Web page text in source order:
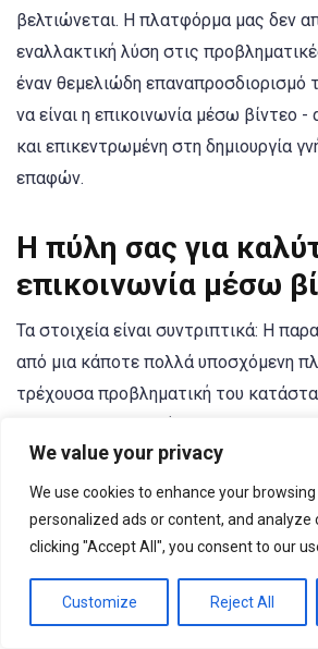
We value your privacy
We use cookies to enhance your
personalized ads or content, and analyze
clicking "Accept All", you consent to our
Customize Reject All
βελτιώνεται. Η πλατφόρμα μας δεν
εναλλακτική λύση στις
έναν θεμελιώδη
να είναι η επικοινωνία μέσω βίντεο
και επικεντρωμένη στη δημιουργία
επαφών.
Η πύλη σας για
επικοινωνία μέσω
Τα στοιχεία είναι συντριπτικά: Η
από μια κάποτε πολλά υποσχόμενη
τρέχουσα προβληματική του
αξιόπιστη επικοινωνία μέσω βίντεο.
προβλήματα ασφαλείας, οι τεχνικές
εξυπηρέτηση πελατών δημιουργούν
οι χρήστες είναι πιο πιθανό να
προβλήματα παρά λύσεις.